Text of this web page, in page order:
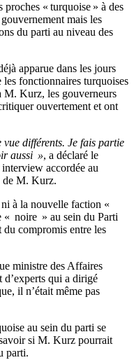
« turquoise » à des
mais les
du parti au niveau des
apparue dans les jours
fonctionnaires turquoises
M. Kurz, les gouverneurs
ouvertement et ont
différents. Je fais partie
aussi », a déclaré le
accordée au
de M. Kurz.
à la nouvelle faction «
« noire » au sein du Parti
compromis entre les
ministre des Affaires
d’experts qui a dirigé
il n’était même pas
au sein du parti se
si M. Kurz pourrait
parti.